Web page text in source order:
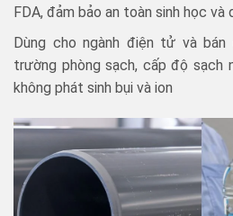
FDA, đảm bảo an toàn sinh học và
Dùng cho ngành điện tử và
trường phòng sạch, cấp độ sạch
không phát sinh bụi và ion